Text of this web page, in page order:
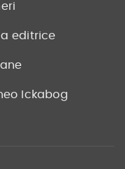
editrice
Ickabog